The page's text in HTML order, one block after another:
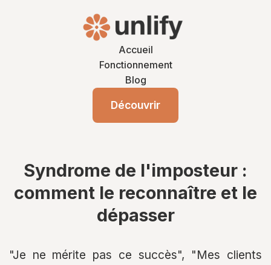
Accueil
Fonctionnement
Blog
Découvrir
Syndrome de l'imposteur :
comment le reconnaître et le
dépasser
"Je ne mérite pas ce succès", "Mes clients